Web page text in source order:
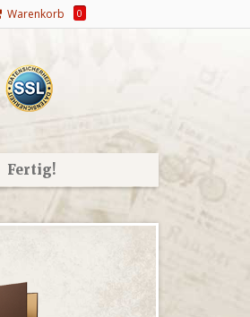
Warenkorb 0
Fertig!